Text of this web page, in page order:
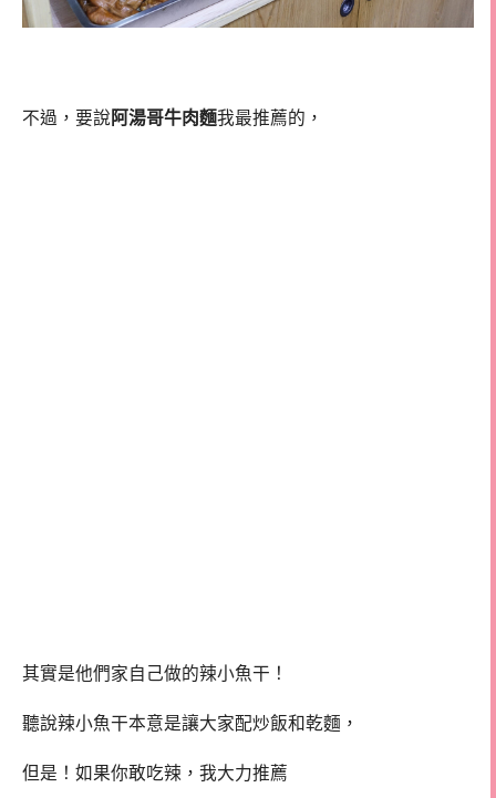
不過，要說 阿湯哥牛肉麵我最推薦的，
其實是他們家自己做的辣小魚干！
聽說辣小魚干本意是讓大家配炒飯和乾麵，
但是！如果你敢吃辣，我大力推薦